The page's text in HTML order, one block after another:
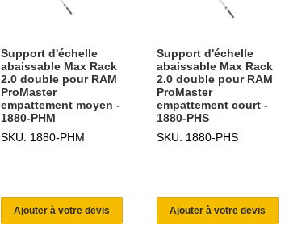
Support d'échelle
abaissable Max Rack
2.0 double pour RAM
ProMaster
empattement moyen -
1880-PHM
SKU: 1880-PHM
Ajouter à votre devis
Support d'échelle
abaissable Max Rack
2.0 double pour RAM
ProMaster
empattement court -
1880-PHS
SKU: 1880-PHS
Ajouter à votre devis